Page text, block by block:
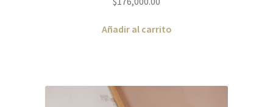
Añadir al carrito